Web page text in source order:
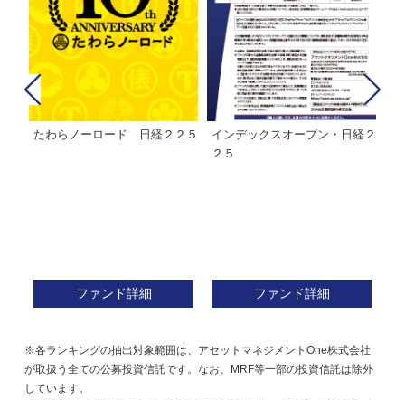
たわらノーロード 日経２２５
ファンド詳細
インデックスオープン・日経２
２５
ファンド詳細
※各ランキングの抽出対象範囲は、アセットマネジメントOne株式会社
が取扱う全ての公募投資信託です。なお、MRF等一部の投資信託は除外
しています。